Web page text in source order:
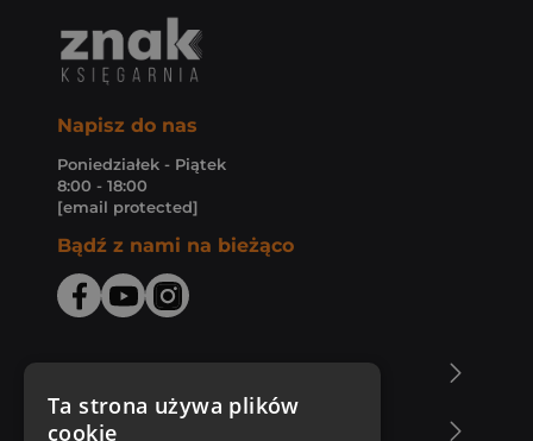
Napisz do nas
Poniedziałek - Piątek
8:00 - 18:00
[email protected]
Bądź z nami na bieżąco
Zakupy u nas
Ta strona używa plików
cookie